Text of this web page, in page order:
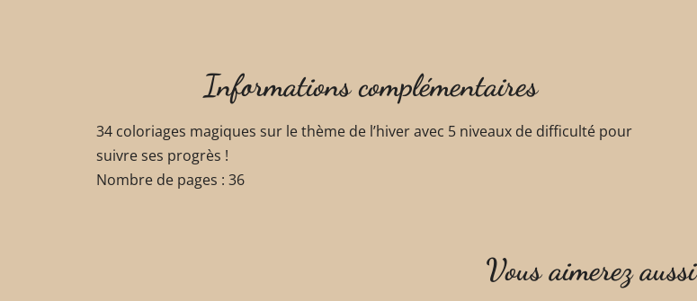
Informations complémentaires
34 coloriages magiques sur le thème de l’hiver avec 5 niveaux de difficulté pour
suivre ses progrès !
Nombre de pages : 36
Vous aimerez aussi